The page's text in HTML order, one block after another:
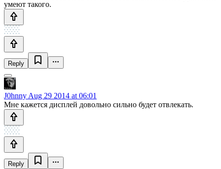
умеют такого.
Reply
J0hnny Aug 29 2014 at 06:01
Мне кажется дисплей довольно сильно будет отвлекать.
Reply